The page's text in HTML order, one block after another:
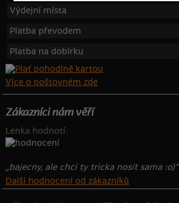
Výdejní místa
Platba převodem
Platba na dobírku
Více o poštovném zde
Zákazníci nám věří
Lenka hodnotí:
„bajecny, ale chci ty tricka nosit sama :o)“
Další hodnocení od zákazníků